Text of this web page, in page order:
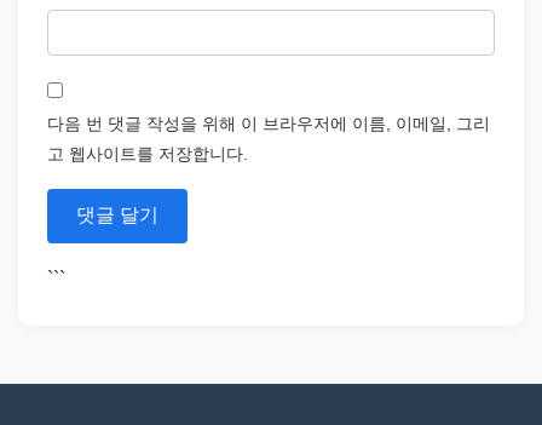
다음 번 댓글 작성을 위해 이 브라우저에 이름, 이메일, 그리
고 웹사이트를 저장합니다.
```